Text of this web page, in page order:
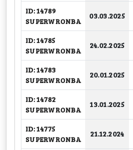
ID: 14789
SUPERWRONBA
03.03.2025
ID: 14785
SUPERWRONBA
24.02.2025
ID: 14783
SUPERWRONBA
20.01.2025
ID: 14782
SUPERWRONBA
13.01.2025
ID: 14775
SUPERWRONBA
21.12.2024